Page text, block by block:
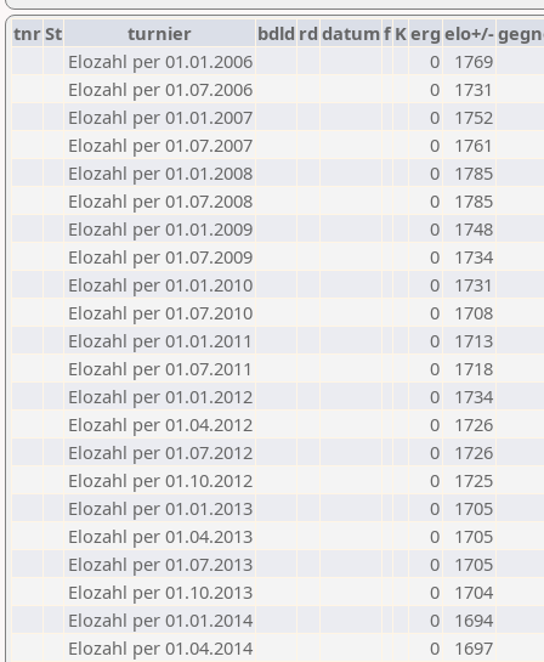
tnrSt turnier bdld rd datumf Kerg elo+/-
Elozahl per 01.01.2006
0
1769
Elozahl per 01.07.2006
0
1731
Elozahl per 01.01.2007
0
1752
Elozahl per 01.07.2007
0
1761
Elozahl per 01.01.2008
0
1785
Elozahl per 01.07.2008
0
1785
Elozahl per 01.01.2009
0
1748
Elozahl per 01.07.2009
0
1734
Elozahl per 01.01.2010
0
1731
Elozahl per 01.07.2010
0
1708
Elozahl per 01.01.2011
0
1713
Elozahl per 01.07.2011
0
1718
Elozahl per 01.01.2012
0
1734
Elozahl per 01.04.2012
0
1726
Elozahl per 01.07.2012
0
1726
Elozahl per 01.10.2012
0
1725
Elozahl per 01.01.2013
0
1705
Elozahl per 01.04.2013
0
1705
Elozahl per 01.07.2013
0
1705
Elozahl per 01.10.2013
0
1704
Elozahl per 01.01.2014
0
1694
Elozahl per 01.04.2014
0
1697